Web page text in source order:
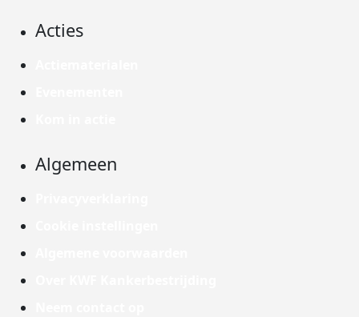
Acties
Algemeen